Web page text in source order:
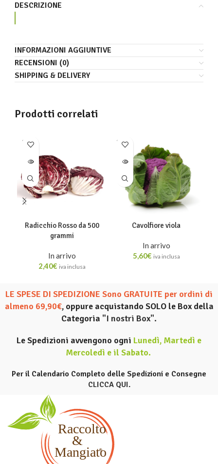
DESCRIZIONE
INFORMAZIONI AGGIUNTIVE
RECENSIONI (0)
SHIPPING & DELIVERY
Prodotti correlati
SOLD
OUT
Radicchio Rosso da 500
grammi
In arrivo
2,40€ iva inclusa
SOLD
OUT
Cavolfiore viola
In arrivo
5,60€ iva inclusa
LE SPESE DI SPEDIZIONE Sono GRATUITE per ordini di
almeno 69,90€, oppure acquistando SOLO le Box della
Categoria "I nostri Box".
Le Spedizioni avvengono ogni Lunedì, Martedì e
Mercoledì e il Sabato.
Per il Calendario Completo delle Spedizioni e Consegne
CLICCA QUI.